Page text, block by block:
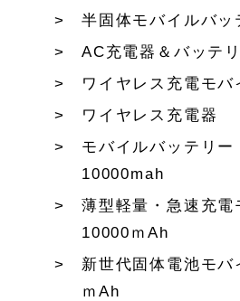
半固体モバイルバ
AC充電器＆バッテ
ワイヤレス充電モバ
ワイヤレス充電器
モバイルバッテリー
10000mah
薄型軽量・急速充電
10000ｍAh
新世代固体電池モ
ｍAh